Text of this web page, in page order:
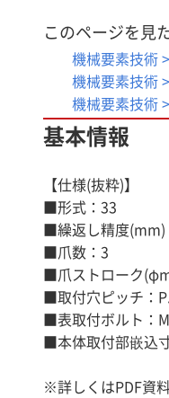
このページを見
機械要素技術
機械要素技術
機械要素技術
基本情報
【仕様(抜粋)】
■形式：33
■繰返し精度(mm)
■爪数：3
■爪ストローク
■取付穴ピッチ：
■表取付ボルト：
■本体取付部嵌込
※詳しくはPDF資